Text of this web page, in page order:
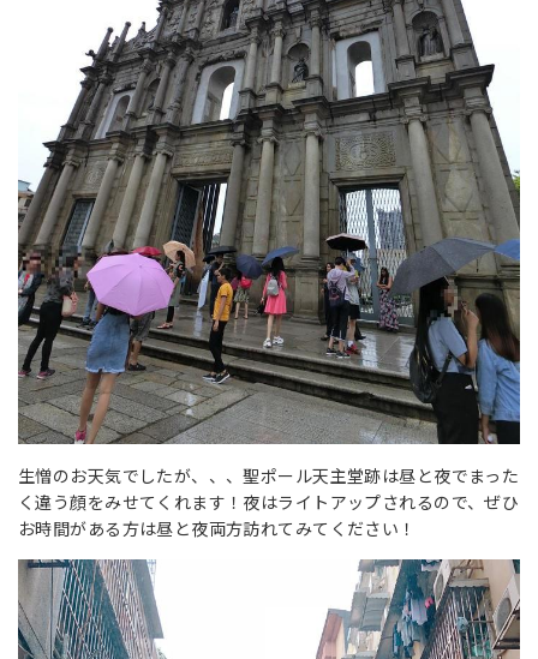
生憎のお天気でしたが、、、聖ポール天主堂跡は昼と夜でまった
く違う顔をみせてくれます！夜はライトアップされるので、ぜひ
お時間がある方は昼と夜両方訪れてみてください！